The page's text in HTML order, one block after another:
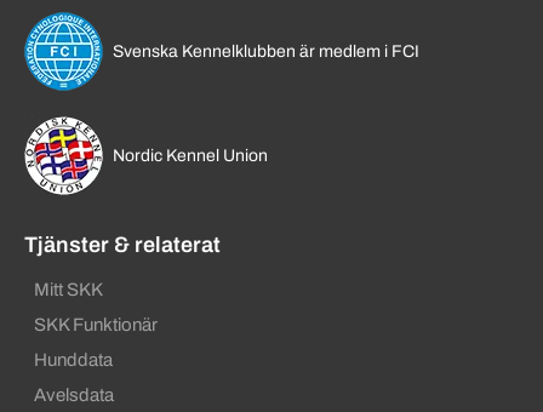
Svenska Kennelklubben är medlem i FCI
Nordic Kennel Union
Tjänster & relaterat
Mitt SKK
SKK Funktionär
Hunddata
Avelsdata